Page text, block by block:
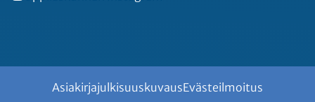
AsiakirjajulkisuuskuvausEvästeilmoitus